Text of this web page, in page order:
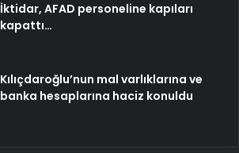
İktidar, AFAD personeline kapıları
kapattı…
Kılıçdaroğlu’nun mal varlıklarına ve
banka hesaplarına haciz konuldu